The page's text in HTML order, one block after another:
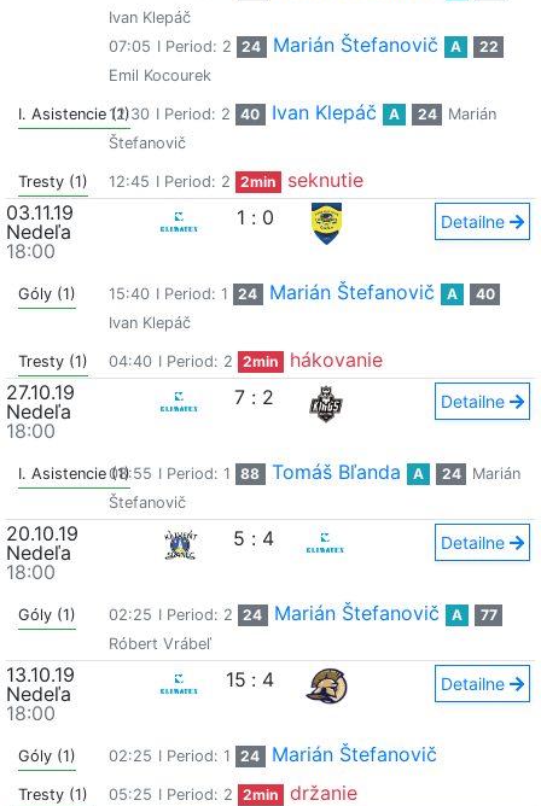
Ivan Klepáč
07:05 I Period: 2 24 Marián Štefanovič A
22
Emil Kocourek
I. Asistencie (1)12:30 I Period: 2 40 Ivan Klepáč A 24
Marián
Štefanovič
Tresty (1) 12:45 I Period: 2 2min
seknutie
03.11.19
Nedeľa
18:00
1 : 0 Detailne
Góly (1) 15:40 I Period: 1 24 Marián Štefanovič A
40
Ivan Klepáč
Tresty (1) 04:40 I Period: 2 2min
hákovanie
27.10.19
Nedeľa
18:00
7 : 2 Detailne
I. Asistencie (1)08:55 I Period: 1 88 Tomáš Bľanda A 24
Marián
Štefanovič
20.10.19
Nedeľa
18:00
5 : 4 Detailne
Góly (1) 02:25 I Period: 2 24 Marián Štefanovič A
77
Róbert Vrábeľ
13.10.19
Nedeľa
18:00
15 : 4 Detailne
Góly (1) 02:25 I Period: 1 24 Marián Štefanovič
Tresty (1) 05:25 I Period: 2 2min držanie